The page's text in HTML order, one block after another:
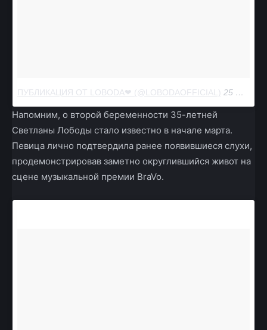
ПУБЛИКАЦИЯ ОТ LOBODA❤ (@LOBODAOFFICIAL) 25 МАЙ 2018 В 12:16 PDT
Напомним, о второй беременности 35-летней
Светланы Лободы стало известно в начале марта.
Певица лично подтвердила ранее появившиеся слухи,
продемонстрировав заметно округлившийся живот на
сцене музыкальной премии BraVo.